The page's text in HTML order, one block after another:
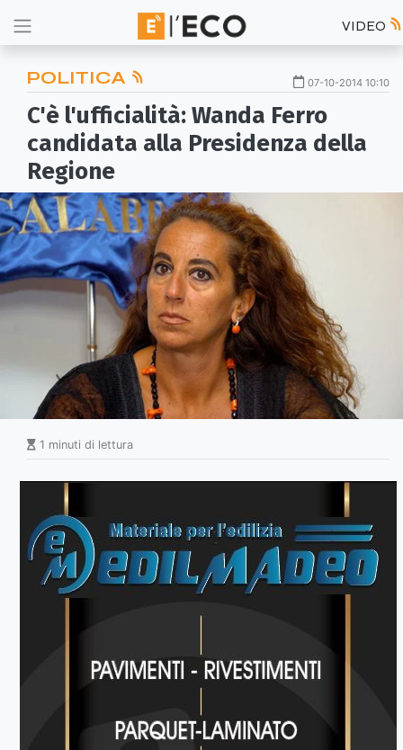
VIDEO
POLITICA 07-10-2014 10:10
C'è l'ufficialità: Wanda Ferro
candidata alla Presidenza della
Regione
1 minuti di lettura